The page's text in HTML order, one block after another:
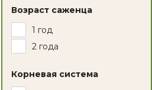
Возраст саженца
1 год
2 года
Корневая система